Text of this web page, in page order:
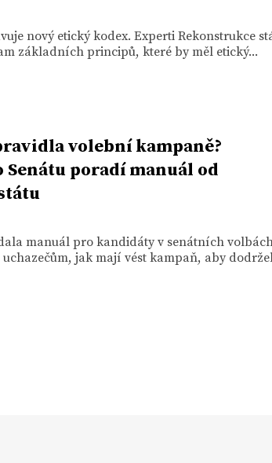
nový etický kodex. Experti Rekonstrukce
základních principů, které by měl etický...
volební kampaně?
poradí manuál od
manuál pro kandidáty v senátních
jak mají vést kampaň, aby